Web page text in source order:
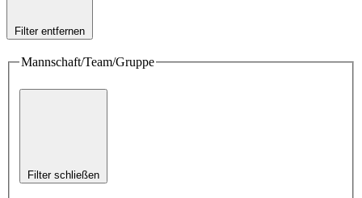
Filter entfernen
Mannschaft/Team/Gruppe
Filter schließen